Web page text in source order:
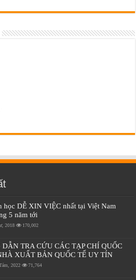
học DỄ XIN VIỆC nhất tại Việt Nam
5 năm tới
2018 170,002
DẪN TRA CỨU CÁC TẠP CHÍ QUỐC
XUẤT BẢN QUỐC TẾ UY TÍN
2022 71,764